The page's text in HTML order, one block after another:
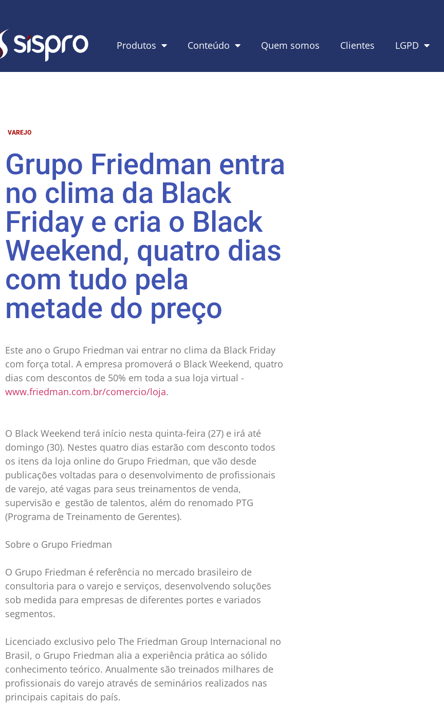
Produtos Conteúdo Quem somos Clientes LGPD
VAREJO
Grupo Friedman entra
no clima da Black
Friday e cria o Black
Weekend, quatro dias
com tudo pela
metade do preço
Este ano o Grupo Friedman vai entrar no clima da Black Friday
com força total. A empresa promoverá o Black Weekend, quatro
dias com descontos de 50% em toda a sua loja virtual -
www.friedman.com.br/comercio/loja.
O Black Weekend terá início nesta quinta-feira (27) e irá até
domingo (30). Nestes quatro dias estarão com desconto todos
os itens da loja online do Grupo Friedman, que vão desde
publicações voltadas para o desenvolvimento de profissionais
de varejo, até vagas para seus treinamentos de venda,
supervisão e gestão de talentos, além do renomado PTG
(Programa de Treinamento de Gerentes).
Sobre o Grupo Friedman
O Grupo Friedman é referência no mercado brasileiro de
consultoria para o varejo e serviços, desenvolvendo soluções
sob medida para empresas de diferentes portes e variados
segmentos.
Licenciado exclusivo pelo The Friedman Group Internacional no
Brasil, o Grupo Friedman alia a experiência prática ao sólido
conhecimento teórico. Anualmente são treinados milhares de
profissionais do varejo através de seminários realizados nas
principais capitais do país.